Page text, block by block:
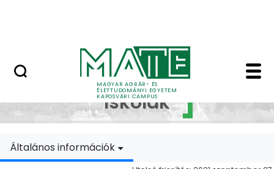
MAGYAR AGRÁR- ÉS
ÉLETTUDOMÁNYI EGYETEM
KAPOSVÁRI CAMPUS
Doktori Iskolák -
Doktori
Iskolák
Általános információk